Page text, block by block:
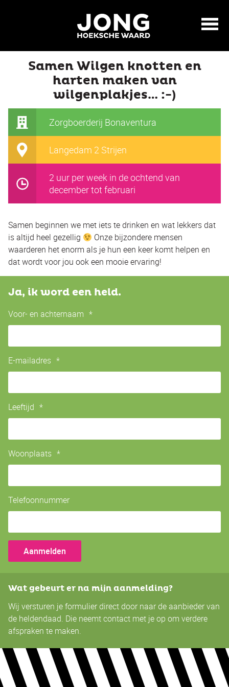
Samen Wilgen knotten en
harten maken van
wilgenplakjes… :-)
Zorgboerderij Bonaventura
Langedam 2 Strijen
2 uur per week in de ochtend van
december tot februari
Samen beginnen we met iets te drinken en wat lekkers dat
is altijd heel gezellig
Onze bijzondere mensen
waarderen het enorm als je hun een keer komt helpen en
dat wordt voor jou ook een mooie ervaring!
Ja, ik word een held.
Voor- en achternaam *
E-mailadres *
Leeftijd *
Woonplaats *
Telefoonnummer
Wat gebeurt er na mijn aanmelding?
Wij versturen je formulier direct door naar de aanbieder van
de heldendaad. Die neemt contact met je op om verdere
afspraken te maken.